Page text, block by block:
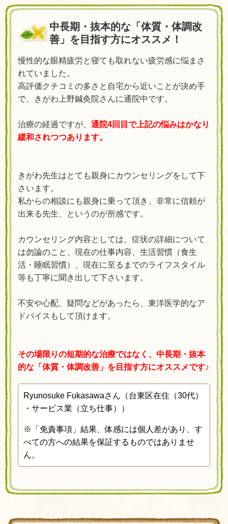
中長期・抜本的な「体質・体調改
善」を目指す方にオススメ！
慢性的な眼精疲労と寝ても取れない疲労感に悩まさ
れていました。
高評価クチコミの多さと自宅から近いことが決め手
で、
きがわ上野鍼灸院さんに通院中です。
治療の経過ですが、 通院4回目で上記の悩みはかなり
緩和されつつあります。
きがわ先生はとても親身にカウンセリングをして下
さいます。
私からの相談にも親身に乗って頂き、 非常に信頼が
出来る先生、というのが所感です。
カウンセリング内容としては、 症状の詳細について
は勿論のこと、 現在の仕事内容、生活習慣（食生
活・睡眠習慣）、 現在に至るまでのライフスタイル
等も丁寧に聞き出して下さいます。
不安や心配、疑問などがあったら、 東洋医学的なア
ドバイスもして頂けます。
その場限りの短期的な治療ではなく、中長期・抜本
的な「体質・体調改善」を目指す方にオススメです♪
Ryunosuke Fukasawaさん（台東区在住（30代）
・サービス業（立ち仕事））
※
「免責事項」結果、体感には個人差があり、す
べての方への結果を保証するものではありませ
ん。